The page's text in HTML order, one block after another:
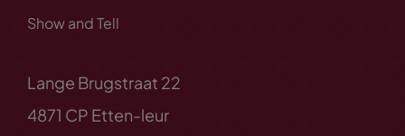
Show and Tell
Lange Brugstraat 22
4871 CP Etten-leur